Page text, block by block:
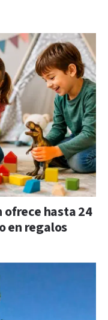
ofrece hasta 24
en regalos